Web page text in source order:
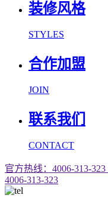
装修风格
STYLES
合作加盟
JOIN
联系我们
CONTACT
官方热线：4006-313-323
4006-313-323